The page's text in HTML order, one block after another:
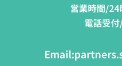
営業時間/
電話受
Email: